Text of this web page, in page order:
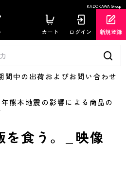
KADOKAWA Group
カート ログイン 新規登録
中の出荷およびお問い合わせ
本地震の影響による商品の
を食う。_映像